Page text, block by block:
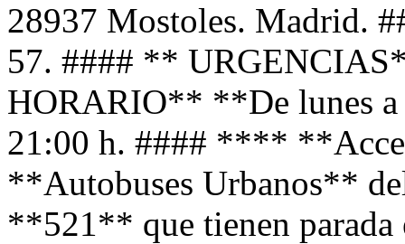
28937 Mostoles. Madrid.
57. #### **
HORARIO** **De lunes a
21:00 h. #### ****
**Autobuses Urbanos**
**521** que tienen parada